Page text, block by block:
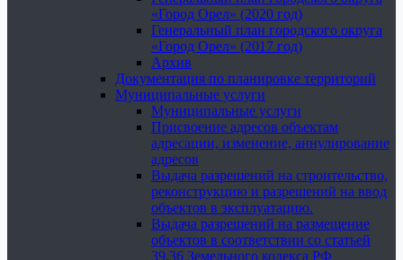
«Город Орел» (2020 год)
Генеральный план городского округа
«Город Орел» (2017 год)
Архив
Документация по планировке территорий
Муниципальные услуги
Муниципальные услуги
Присвоение адресов объектам
адресации, изменение, аннулирование
адресов
Выдача разрешений на строительство,
реконструкцию и разрешений на ввод
объектов в эксплуатацию.
Выдача разрешений на размещение
объектов в соответствии со статьей
39.36 Земельного кодекса РФ